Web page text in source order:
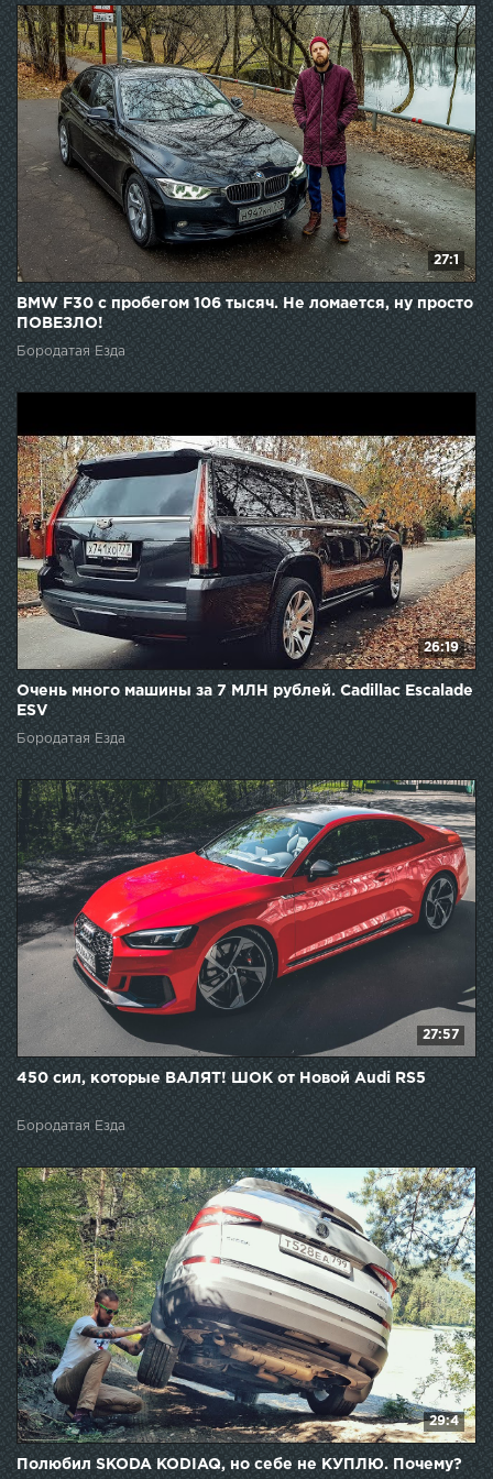
27:1
BMW F30 с пробегом 106 тысяч. Не ломается, ну просто
ПОВЕЗЛО!
Бородатая Езда
26:19
Очень много машины за 7 МЛН рублей. Cadillac Escalade
ESV
Бородатая Езда
27:57
450 сил, которые ВАЛЯТ! ШОК от Новой Audi RS5
Бородатая Езда
29:4
Полюбил SKODA KODIAQ, но себе не КУПЛЮ. Почему?